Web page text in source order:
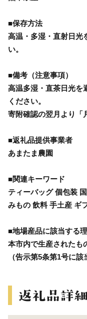
■保存方法
高温・多湿・直射日光
い。
■備考（注意事項）
高温多湿・直茶日光を
ください。
寄附確認の翌月より「
■返礼品提供事業者
あまたま農園
■関連キーワード
ティーバッグ 個包装
みもの 飲料 手土産 ギ
■地場産品に該当する
本市内で生産されたも
（告示第5条第1号に該